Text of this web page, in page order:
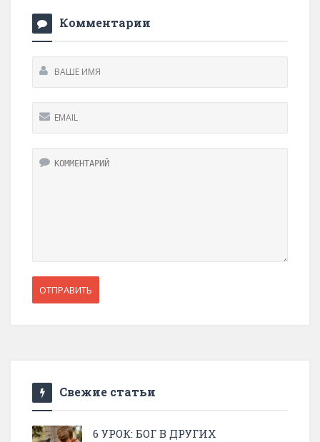
Комментарии
Свежие статьи
6 УРОК: БОГ В ДРУГИХ